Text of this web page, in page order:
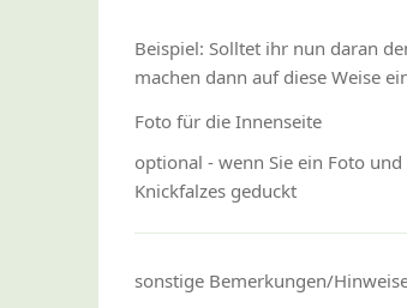
Beispiel: Solltet ihr nun daran
machen dann auf diese Weise
Foto für die Innenseite
optional - wenn Sie ein Foto
Knickfalzes geduckt
sonstige Bemerkungen/